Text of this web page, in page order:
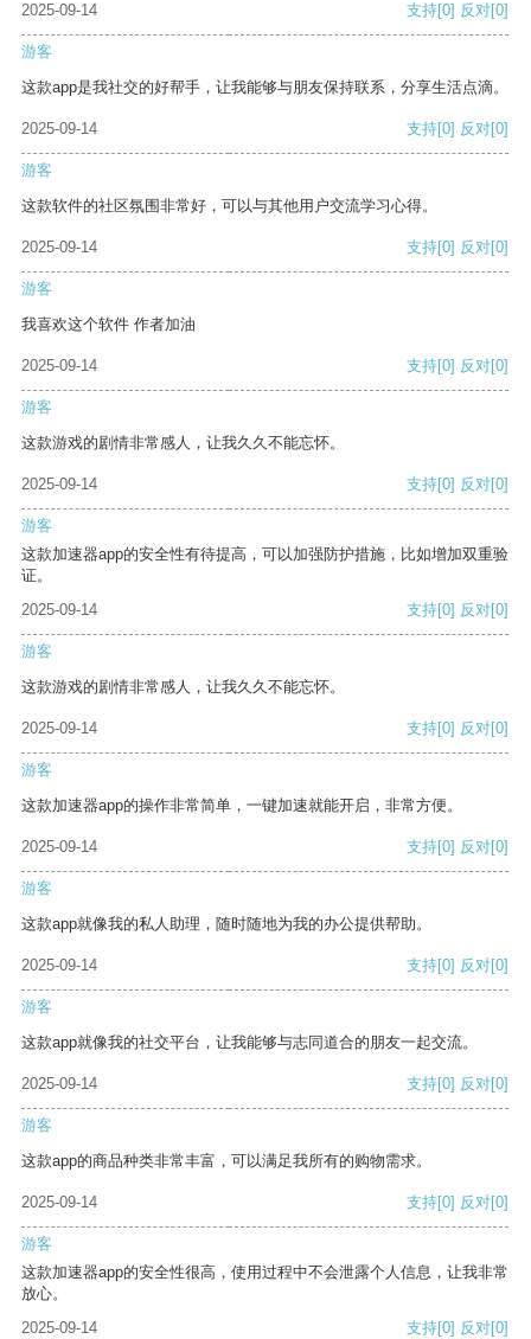
2025-09-14
支持[0] 反对[0]
游客
这款app是我社交的好帮手，让我能够与朋友保持联系，分享生活点滴。
2025-09-14 支持[0] 反对[0]
游客
这款软件的社区氛围非常好，可以与其他用户交流学习心得。
2025-09-14 支持[0] 反对[0]
游客
我喜欢这个软件 作者加油
2025-09-14 支持[0] 反对[0]
游客
这款游戏的剧情非常感人，让我久久不能忘怀。
2025-09-14 支持[0] 反对[0]
游客
这款加速器app的安全性有待提高，可以加强防护措施，比如增加双重验
证。
2025-09-14
支持[0] 反对[0]
游客
这款游戏的剧情非常感人，让我久久不能忘怀。
2025-09-14 支持[0] 反对[0]
游客
这款加速器app的操作非常简单，一键加速就能开启，非常方便。
2025-09-14 支持[0] 反对[0]
游客
这款app就像我的私人助理，随时随地为我的办公提供帮助。
2025-09-14 支持[0] 反对[0]
游客
这款app就像我的社交平台，让我能够与志同道合的朋友一起交流。
2025-09-14 支持[0] 反对[0]
游客
这款app的商品种类非常丰富，可以满足我所有的购物需求。
2025-09-14 支持[0] 反对[0]
游客
这款加速器app的安全性很高，使用过程中不会泄露个人信息，让我非常
放心。
2025-09-14
支持[0] 反对[0]